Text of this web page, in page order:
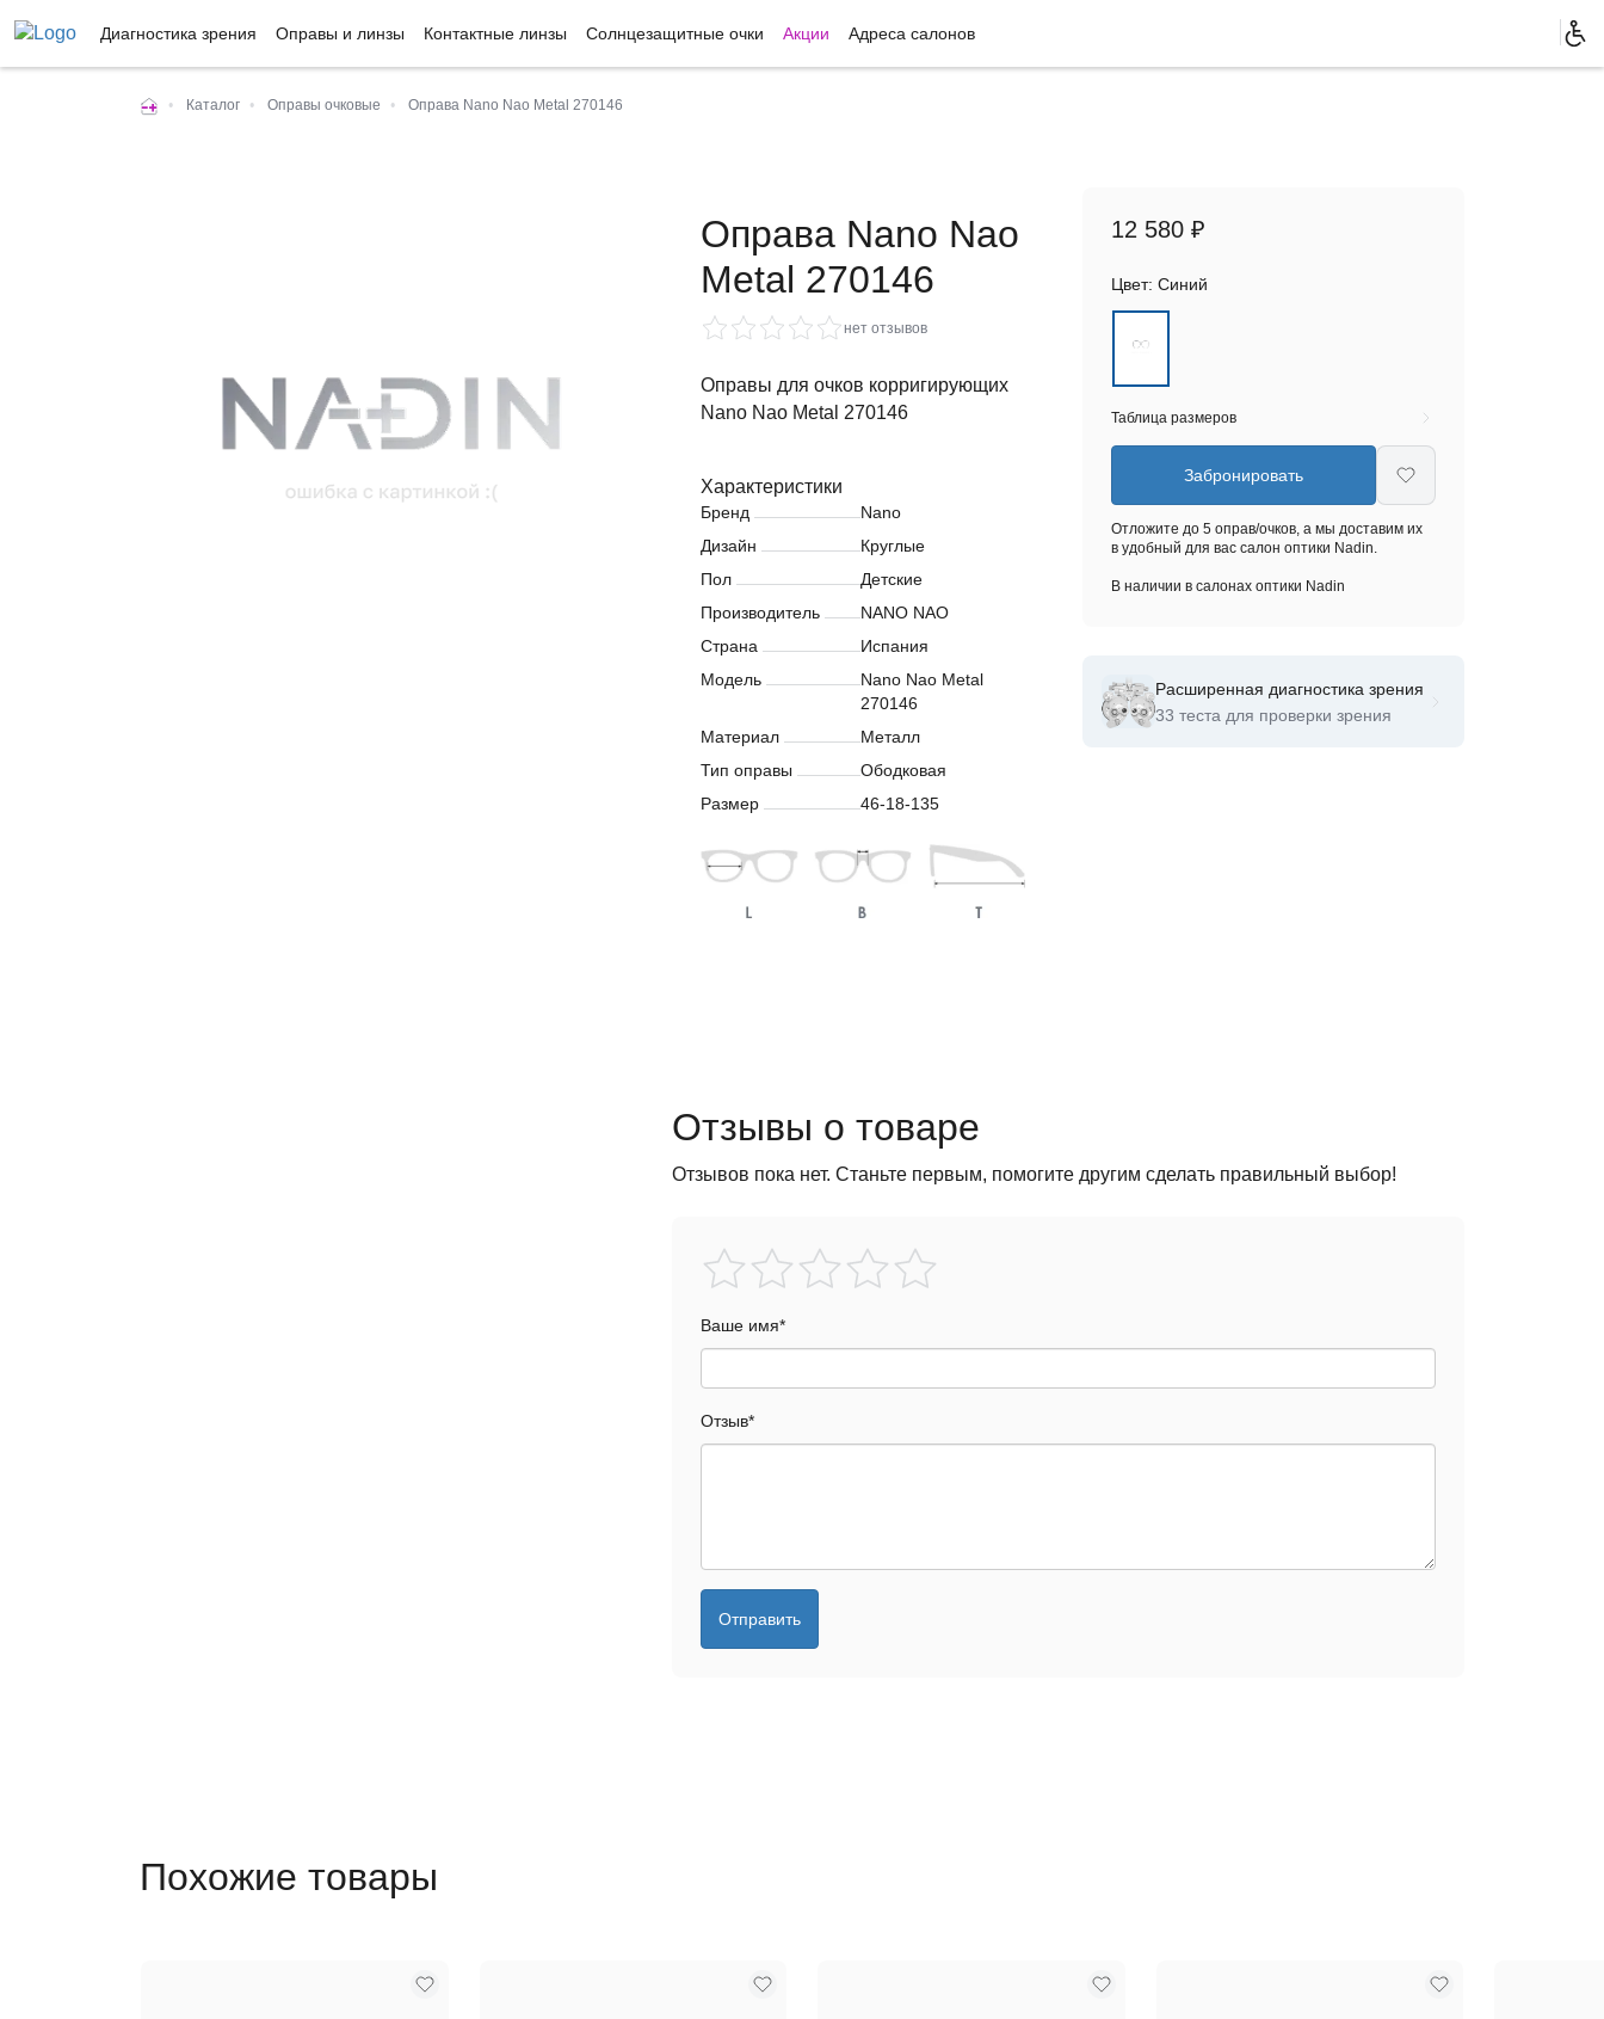
Диагностика зрения Оправы и линзы Контактные линзы Солнцезащитные очки Акции Адреса салонов
• Каталог • Оправы очковые • Оправа Nano Nao Metal 270146
Оправа Nano Nao
Metal 270146
нет отзывов
Оправы для очков корригирующих
Nano Nao Metal 270146
Характеристики
Бренд
Nano
Дизайн
Круглые
Пол
Детские
Производитель
NANO NAO
Страна
Испания
Модель
Nano Nao Metal
270146
Материал
Металл
Тип оправы
Ободковая
Размер
46-18-135
12 580 ₽
Цвет: Синий
Таблица размеров
Забронировать
Отложите до 5 оправ/очков, а мы доставим их
в удобный для вас салон оптики Nadin.
В наличии в салонах оптики Nadin
Расширенная диагностика зрения
33 теста для проверки зрения
Отзывы о товаре
Отзывов пока нет. Станьте первым, помогите другим сделать правильный выбор!
Ваше имя*
Отзыв*
Отправить
Похожие товары